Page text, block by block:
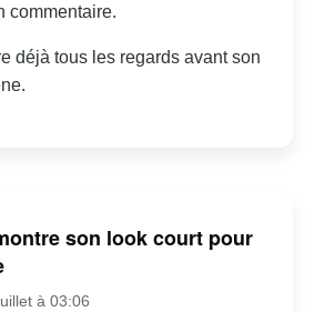
commentaire.
déjà tous les regards avant son
son look court pour
à 03:06